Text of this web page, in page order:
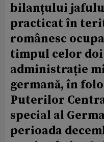
bilanțului
practicat în
românesc
timpul celor doi
administrație
germană, în
Puterilor
special al
perioada